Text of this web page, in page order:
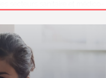
Au terme de son analyse,
vaccination antigrippale pour les
de 65 ans et plus
vivant en collectivité doit rester
sans devenir
obligatoire. Afin de protéger les
les plus vulnérables,